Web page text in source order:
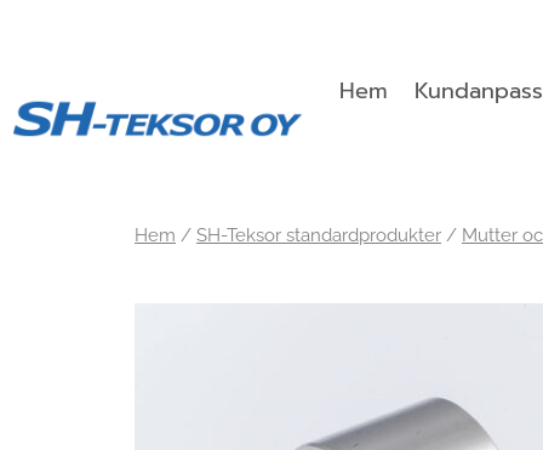
Hem
Hem / SH-Teksor standardprodukter / Mutter